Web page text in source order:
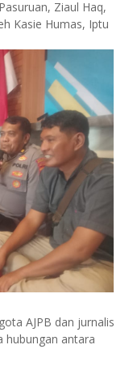
Ziaul Haq,
Kasie Humas, Iptu
AJPB dan jurnalis
hubungan antara